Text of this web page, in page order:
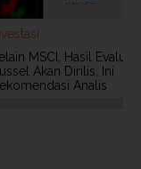
MSCI, Hasil
Akan Dirilis, Ini
Analis